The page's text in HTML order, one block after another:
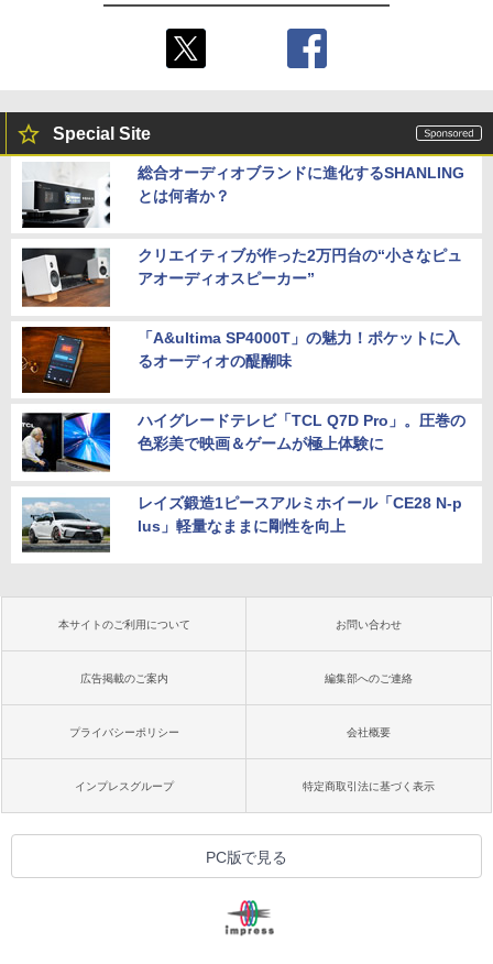
￥8,800
メモリーカード 国内正規品 4523052030
185
￥8,041
Special Site
総合オーディオブランドに進化するSHANLING
とは何者か？
クリエイティブが作った2万円台の“小さなピュ
アオーディオスピーカー”
「A&ultima SP4000T」の魅力！ポケットに入
るオーディオの醍醐味
ハイグレードテレビ「TCL Q7D Pro」。圧巻の
色彩美で映画＆ゲームが極上体験に
レイズ鍛造1ピースアルミホイール「CE28 N-p
lus」軽量なままに剛性を向上
本サイトのご利用について お問い合わせ
広告掲載のご案内 編集部へのご連絡
プライバシーポリシー 会社概要
インプレスグループ 特定商取引法に基づく表示
PC版で見る